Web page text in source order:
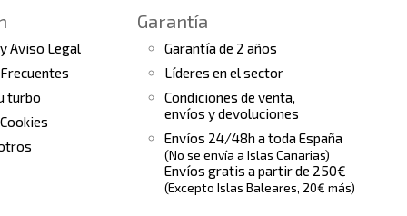
condiciones generalespara más
Aviso Legal
turbo
Garantía
Garantía de 2 años
Líderes en el sector
Condiciones de venta,
envíos y devoluciones
Envíos 24/48h a toda España
(No se envía a Islas Canarias)
Envíos gratis a partir de 250€
(Excepto Islas Baleares, 20€ más)